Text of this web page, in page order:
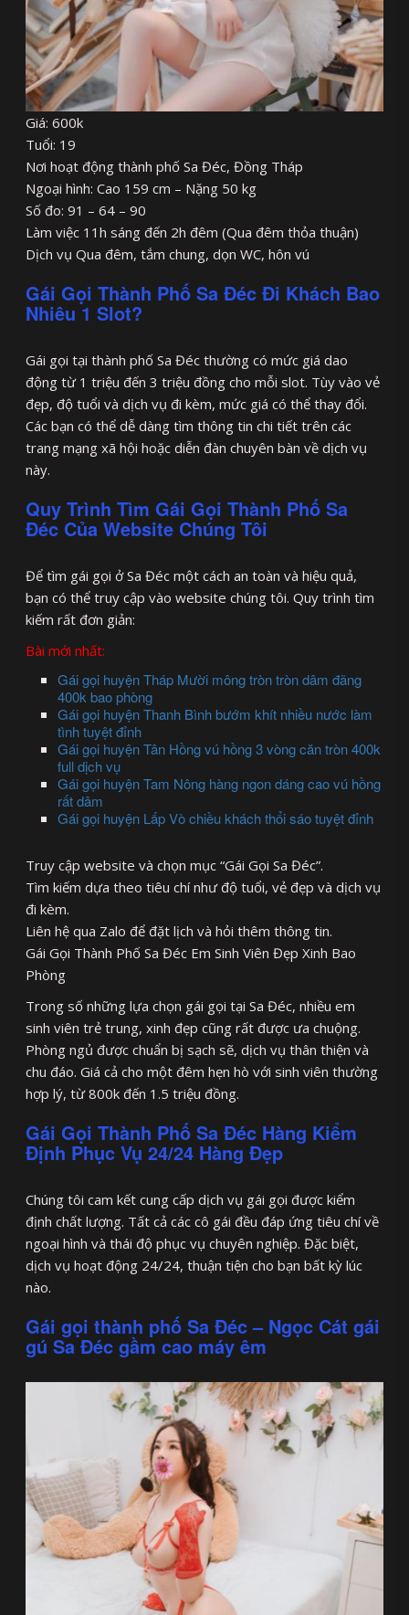
Giá: 600k
Tuổi: 19
Nơi hoạt động thành phố Sa Đéc, Đồng Tháp
Ngoại hình: Cao 159 cm – Nặng 50 kg
Số đo: 91 – 64 – 90
Làm việc 11h sáng đến 2h đêm (Qua đêm thỏa thuận)
Dịch vụ Qua đêm, tắm chung, dọn WC, hôn vú
Gái Gọi Thành Phố Sa Đéc Đi Khách Bao
Nhiêu 1 Slot?
Gái gọi tại thành phố Sa Đéc thường có mức giá dao
động từ 1 triệu đến 3 triệu đồng cho mỗi slot. Tùy vào vẻ
đẹp, độ tuổi và dịch vụ đi kèm, mức giá có thể thay đổi.
Các bạn có thể dễ dàng tìm thông tin chi tiết trên các
trang mạng xã hội hoặc diễn đàn chuyên bàn về dịch vụ
này.
Quy Trình Tìm Gái Gọi Thành Phố Sa
Đéc Của Website Chúng Tôi
Để tìm gái gọi ở Sa Đéc một cách an toàn và hiệu quả,
bạn có thể truy cập vào website chúng tôi. Quy trình tìm
kiếm rất đơn giản:
Bài mới nhất:
Gái gọi huyện Tháp Mười mông tròn tròn dâm đãng
400k bao phòng
Gái gọi huyện Thanh Bình bướm khít nhiều nước làm
tình tuyệt đỉnh
Gái gọi huyện Tân Hồng vú hồng 3 vòng căn tròn 400k
full dịch vụ
Gái gọi huyện Tam Nông hàng ngon dáng cao vú hồng
rất dâm
Gái gọi huyện Lấp Vò chiều khách thổi sáo tuyệt đỉnh
Truy cập website và chọn mục “Gái Gọi Sa Đéc”.
Tìm kiếm dựa theo tiêu chí như độ tuổi, vẻ đẹp và dịch vụ
đi kèm.
Liên hệ qua Zalo để đặt lịch và hỏi thêm thông tin.
Gái Gọi Thành Phố Sa Đéc Em Sinh Viên Đẹp Xinh Bao
Phòng
Trong số những lựa chọn gái gọi tại Sa Đéc, nhiều em
sinh viên trẻ trung, xinh đẹp cũng rất được ưa chuộng.
Phòng ngủ được chuẩn bị sạch sẽ, dịch vụ thân thiện và
chu đáo. Giá cả cho một đêm hẹn hò với sinh viên thường
hợp lý, từ 800k đến 1.5 triệu đồng.
Gái Gọi Thành Phố Sa Đéc Hàng Kiểm
Định Phục Vụ 24/24 Hàng Đẹp
Chúng tôi cam kết cung cấp dịch vụ gái gọi được kiểm
định chất lượng. Tất cả các cô gái đều đáp ứng tiêu chí về
ngoại hình và thái độ phục vụ chuyên nghiệp. Đặc biệt,
dịch vụ hoạt động 24/24, thuận tiện cho bạn bất kỳ lúc
nào.
Gái gọi thành phố Sa Đéc – Ngọc Cát gái
gú Sa Đéc gầm cao máy êm